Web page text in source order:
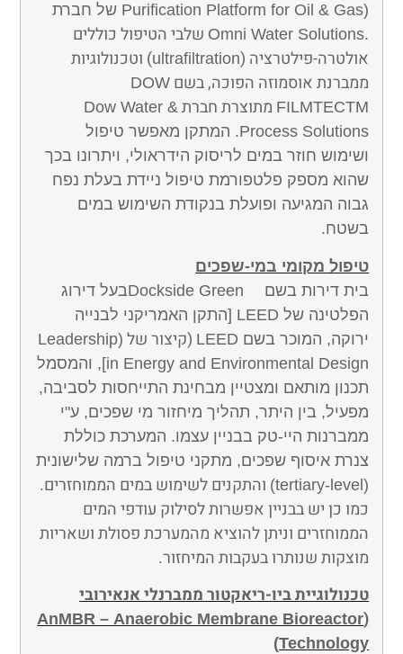
Purification Platform for Oil & Gas
) של חברת
.
Omni Water Solutions שלבי הטיפול כוללים
אולטרה-פילטרציה (ultrafiltration) וטכנולוגיות
ממברנת אוסמוזה הפוכה, בשם DOW
FILMTECTM מתוצרת חברת Dow Water &
Process Solutions. המתקן מאפשר טיפול
ושימוש חוזר במים לריסוק הידראולי, ויתרונו בכך
שהוא מספק פלטפורמת טיפול ניידת בעלת נפח
גבוה המגיעה ופועלת בנקודת השימוש במים
בשטח.
טיפול מקומי במי-שפכים
בית דירות בשם
בעל דירוג
הפלטינה של LEED [התקן האמריקני לבנייה
ירוקה, המוכר בשם LEED (קיצור של (Leadership
in Energy and Environmental Design
], והמסמל
תכנון מותאם ומצטיין מבחינת התייחסות לסביבה,
מפעיל, בין היתר, תהליך מיחזור מי שפכים, ע"י
ממברנות היי-טק בבניין עצמו. המערכת כוללת
צנרת איסוף שפכים, מתקני טיפול ברמה שלישונית
(tertiary-level)
והתקנים לשימוש במים הממוחזרים.
כמו כן יש בבניין אפשרות לסילוק עודפי המים
הממוחזרים וניתן להוציא מהמערכת פסולת ושאריות
מוצקות שנותרו בעקבות המיחזור.
טכנולוגיית ביו-ריאקטור ממברנלי אנאירובי
(
AnMBR –Anaerobic Membrane Bioreactor
Technology
)